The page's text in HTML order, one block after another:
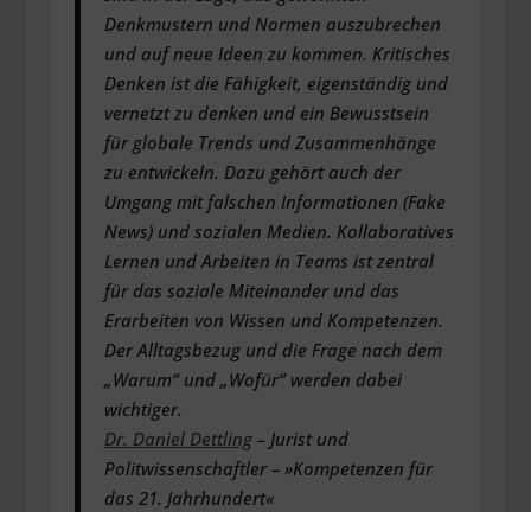
Denkmustern und Normen auszubrechen
und auf neue Ideen zu kommen. Kritisches
Denken ist die Fähigkeit, eigenständig und
vernetzt zu denken und ein Bewusstsein
für globale Trends und Zusammenhänge
zu entwickeln. Dazu gehört auch der
Umgang mit falschen Informationen (Fake
News) und sozialen Medien. Kollaboratives
Lernen und Arbeiten in Teams ist zentral
für das soziale Miteinander und das
Erarbeiten von Wissen und Kompetenzen.
Der Alltagsbezug und die Frage nach dem
„Warum“ und „Wofür“ werden dabei
wichtiger.
Dr. Daniel Dettling– Jurist und
Politwissenschaftler – »Kompetenzen für
das 21. Jahrhundert«